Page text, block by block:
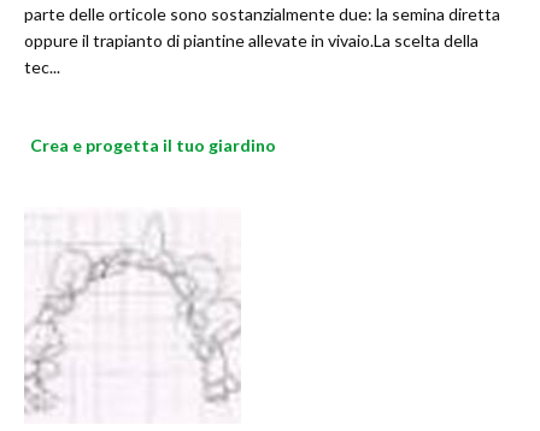
parte delle orticole sono sostanzialmente due: la semina diretta
oppure il trapianto di piantine allevate in vivaio.La scelta della
tec...
Crea e progetta il tuo giardino